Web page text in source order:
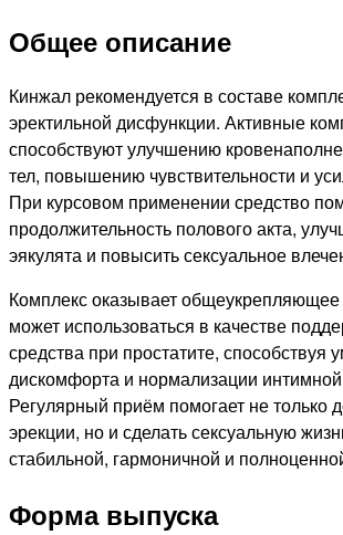
Общее описание
Кинжал рекомендуется в составе
эректильной дисфункции. Активные
способствуют улучшению
тел, повышению чувствительности и
При курсовом применении средство
продолжительность полового акта,
эякулята и повысить сексуальное
Комплекс оказывает общеукрепляющее
может использоваться в качестве
средства при простатите,
дискомфорта и нормализации
Регулярный приём помогает не только
эрекции, но и сделать сексуальную
стабильной, гармоничной и
Форма выпуска